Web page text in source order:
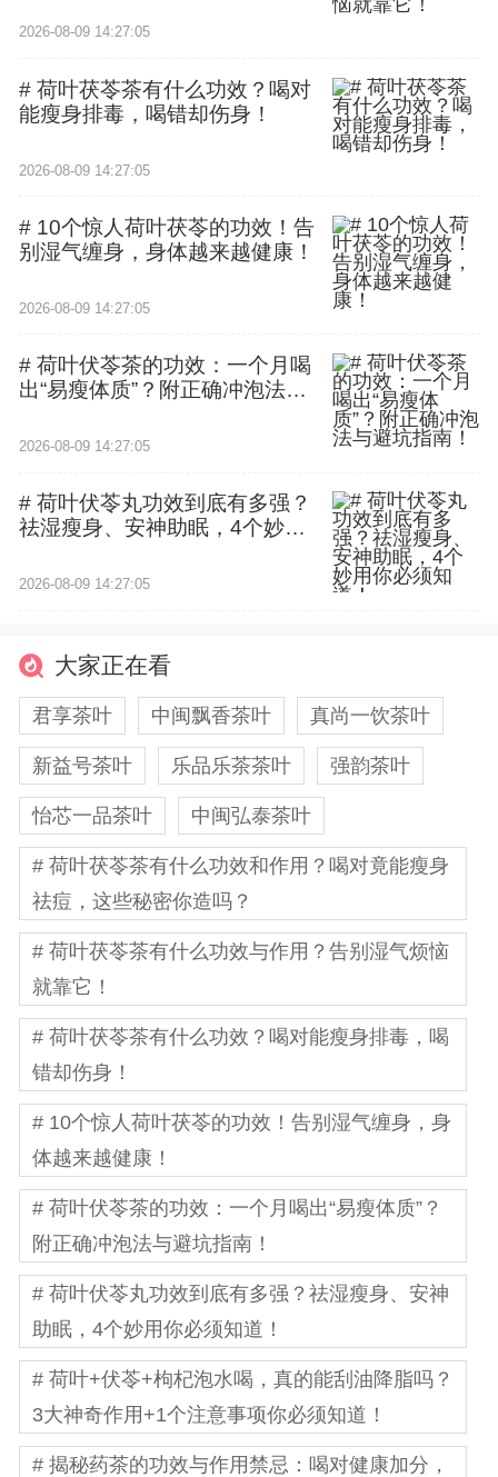
2026-08-09 14:27:05
# 荷叶茯苓茶有什么功效？喝对
能瘦身排毒，喝错却伤身！
2026-08-09 14:27:05
# 10个惊人荷叶茯苓的功效！告
别湿气缠身，身体越来越健康！
2026-08-09 14:27:05
# 荷叶伏苓茶的功效：一个月喝
出“易瘦体质”？附正确冲泡法与
2026-08-09 14:27:05
# 荷叶伏苓丸功效到底有多强？
祛湿瘦身、安神助眠，4个妙用
2026-08-09 14:27:05
大家正在看
君享茶叶 中闽飘香茶叶 真尚一饮茶叶
新益号茶叶 乐品乐茶茶叶 强韵茶叶
怡芯一品茶叶 中闽弘泰茶叶
# 荷叶茯苓茶有什么功效和作用？喝对竟能瘦身
祛痘，这些秘密你造吗？
# 荷叶茯苓茶有什么功效与作用？告别湿气烦恼
就靠它！
# 荷叶茯苓茶有什么功效？喝对能瘦身排毒，喝
错却伤身！
# 10个惊人荷叶茯苓的功效！告别湿气缠身，身
体越来越健康！
# 荷叶伏苓茶的功效：一个月喝出“易瘦体质”？
附正确冲泡法与避坑指南！
# 荷叶伏苓丸功效到底有多强？祛湿瘦身、安神
助眠，4个妙用你必须知道！
# 荷叶+伏苓+枸杞泡水喝，真的能刮油降脂吗？
3大神奇作用+1个注意事项你必须知道！
# 揭秘药茶的功效与作用禁忌：喝对健康加分，